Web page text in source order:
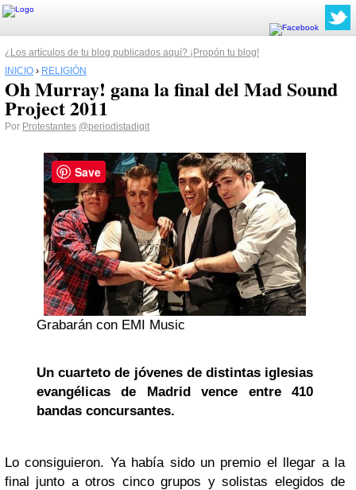
¿Los artículos de tu blog publicados aquí? ¡Propón tu blog!
INICIO › RELIGIÓN
Oh Murray! gana la final del Mad Sound
Project 2011
Por Protestantes @periodistadigit
Grabarán con EMI Music
Un cuarteto de jóvenes de distintas iglesias
evangélicas de Madrid vence entre 410
bandas concursantes.
Lo consiguieron. Ya había sido un premio el llegar a la
final junto a otros cinco grupos y solistas elegidos de
Save